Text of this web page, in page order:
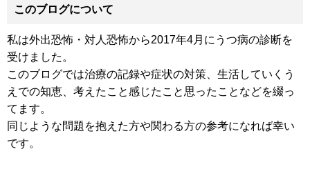
このブログについて
私は外出恐怖・対人恐怖から2017年4月にうつ病の診断を
受けました。
このブログでは治療の記録や症状の対策、生活していくう
えでの知恵、考えたこと感じたこと思ったことなどを綴っ
てます。
同じような問題を抱えた方や関わる方の参考になれば幸い
です。